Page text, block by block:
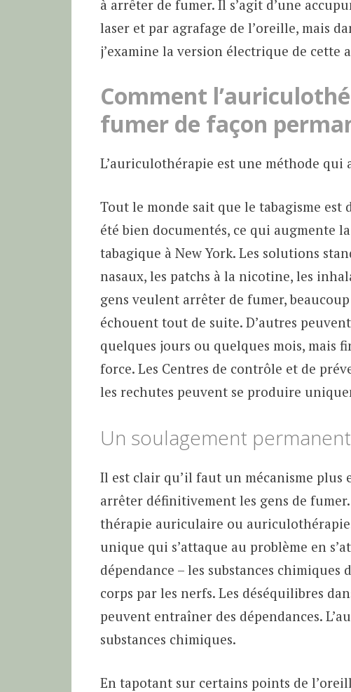
à arrêter de fumer. Il s’agit d’une
laser et par agrafage de l’oreille, mais
j’examine la version électrique de cette
Comment
fumer de façon
L’auriculothérapie est une méthode qui
Tout le monde sait que le tabagisme
été bien documentés, ce qui augmente
tabagique à New York. Les solutions
nasaux, les patchs à la nicotine, les
gens veulent arrêter de fumer,
échouent tout de suite. D’autres
quelques jours ou quelques mois, mais
force. Les Centres de contrôle et de
les rechutes peuvent se produire
Un soulagement
Il est clair qu’il faut un mécanisme plus
arrêter définitivement les gens de
thérapie auriculaire ou
unique qui s’attaque au problème en
dépendance – les substances
corps par les nerfs. Les déséquilibres
peuvent entraîner des dépendances.
substances chimiques.
En tapotant sur certains points de